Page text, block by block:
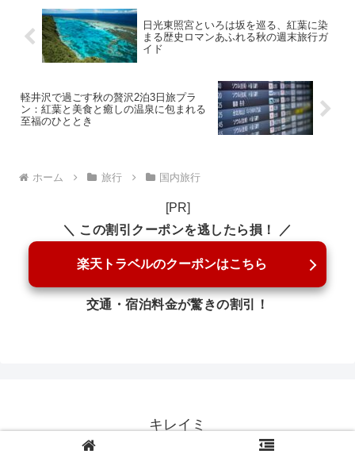
日光東照宮といろは坂を巡る、紅葉に染
まる歴史ロマンあふれる秋の週末旅行ガ
イド
軽井沢で過ごす秋の贅沢2泊3日旅プラ
ン：紅葉と美食と癒しの温泉に包まれる
至福のひととき
ホーム 旅行 国内旅行
[PR]
＼ この割引クーポンを逃したら損！ ／
楽天トラベルのクーポンはこちら
交通・宿泊料金が驚きの割引！
キレイミ